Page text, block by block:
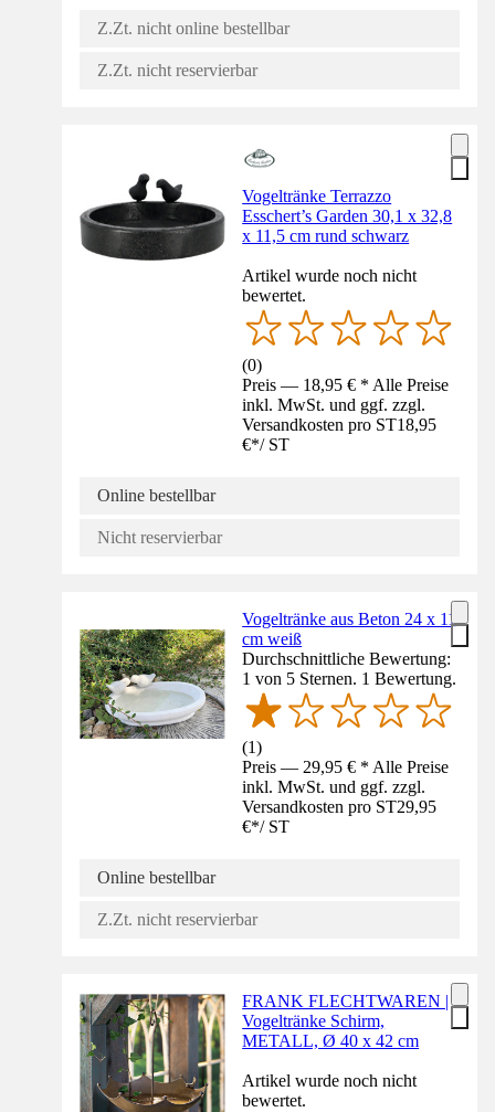
Z.Zt. nicht online bestellbar
Z.Zt. nicht reservierbar
Vogeltränke Terrazzo
Esschert’s Garden 30,1 x 32,8
x 11,5 cm rund schwarz
Artikel wurde noch nicht
bewertet.
(0)
Preis — 18,95 € * Alle Preise
inkl. MwSt. und ggf. zzgl.
Versandkosten pro ST18,95
€*/ ST
Online bestellbar
Nicht reservierbar
Vogeltränke aus Beton 24 x 11
cm weiß
Durchschnittliche Bewertung:
1 von 5 Sternen. 1 Bewertung.
(1)
Preis — 29,95 € * Alle Preise
inkl. MwSt. und ggf. zzgl.
Versandkosten pro ST29,95
€*/ ST
Online bestellbar
Z.Zt. nicht reservierbar
FRANK FLECHTWAREN |
Vogeltränke Schirm,
METALL, Ø 40 x 42 cm
Artikel wurde noch nicht
bewertet.